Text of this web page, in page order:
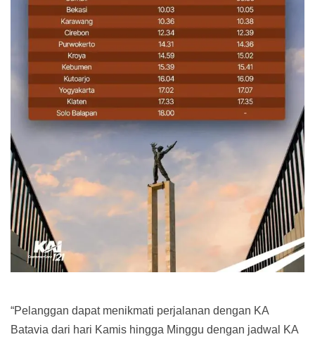
“Pelanggan dapat menikmati perjalanan dengan KA
Batavia dari hari Kamis hingga Minggu dengan jadwal KA